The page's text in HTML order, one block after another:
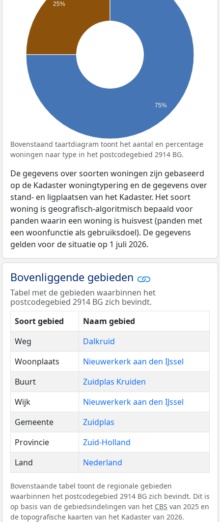
25%
75%
Bovenstaand taartdiagram toont het aantal en percentage
woningen naar type in het postcodegebied 2914 BG.
De gegevens over soorten woningen zijn gebaseerd
op de Kadaster woningtypering en de gegevens over
stand- en ligplaatsen van het Kadaster. Het soort
woning is geografisch-algoritmisch bepaald voor
panden waarin een woning is huisvest (panden met
een woonfunctie als gebruiksdoel). De gegevens
gelden voor de situatie op 1 juli 2026.
Bovenliggende gebieden
Tabel met de gebieden waarbinnen het
postcodegebied 2914 BG zich bevindt.
Soort gebied
Naam gebied
Weg
Dalkruid
Woonplaats
Nieuwerkerk aan den IJssel
Buurt
Zuidplas Kruiden
Wijk
Nieuwerkerk aan den IJssel
Gemeente
Zuidplas
Provincie
Zuid-Holland
Land
Nederland
Bovenstaande tabel toont de regionale gebieden
waarbinnen het postcodegebied 2914 BG zich bevindt. Dit is
op basis van de gebiedsindelingen van het CBS van 2025 en
de topografische kaarten van het Kadaster van 2026.